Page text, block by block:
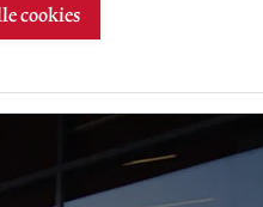
cookies